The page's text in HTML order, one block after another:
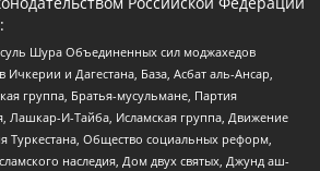
Шура Объединенных сил моджахедов
Ичкерии и Дагестана, База, Асбат аль-Ансар,
группа, Братья-мусульмане, Партия
Лашкар-И-Тайба, Исламская группа, Движение
Туркестана, Общество социальных реформ,
наследия, Дом двух святых, Джунд аш-